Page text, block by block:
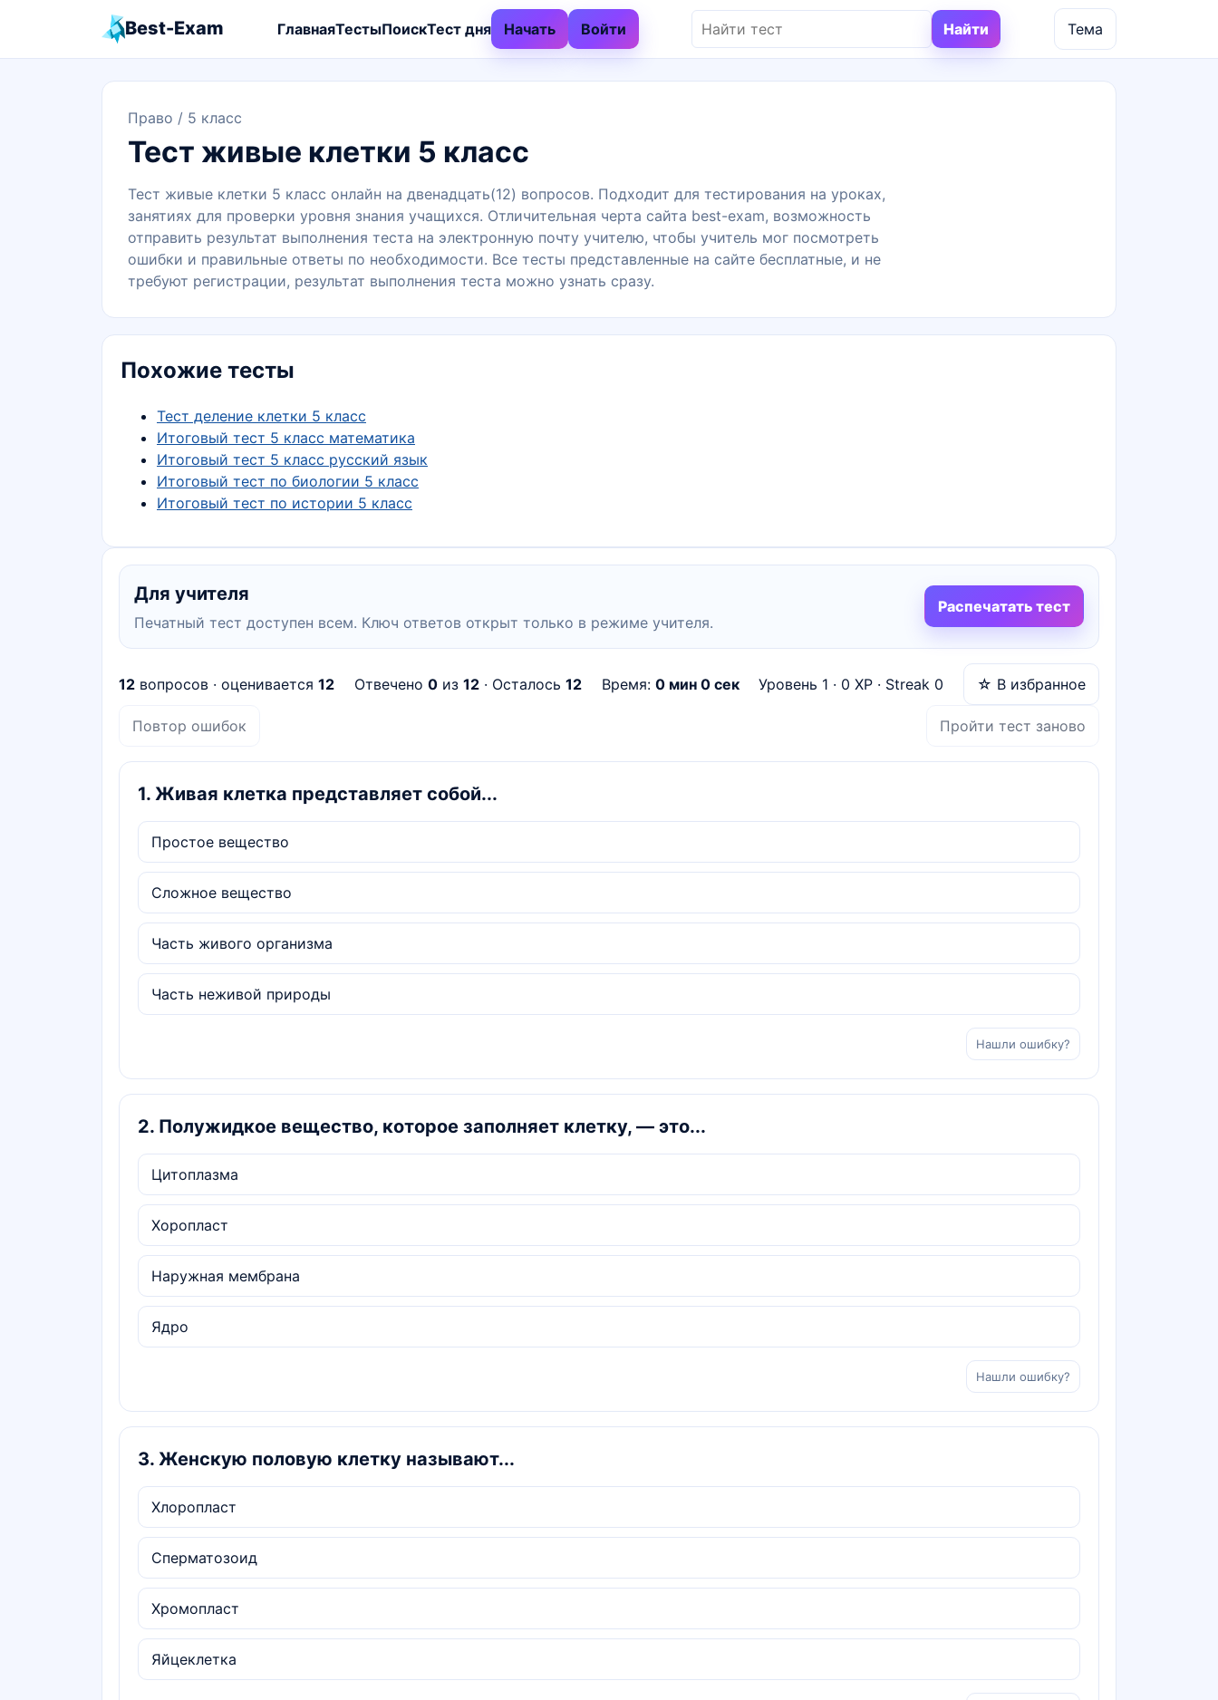
Best-Exam ГлавнаяТестыПоискТест дня Начать Войти Найти Тема
Право / 5 класс
Тест живые клетки 5 класс
Тест живые клетки 5 класс онлайн на двенадцать(12) вопросов. Подходит для тестирования на уроках,
занятиях для проверки уровня знания учащихся. Отличительная черта сайта best-exam, возможность
отправить результат выполнения теста на электронную почту учителю, чтобы учитель мог посмотреть
ошибки и правильные ответы по необходимости. Все тесты представленные на сайте бесплатные, и не
требуют регистрации, результат выполнения теста можно узнать сразу.
Похожие тесты
Тест деление клетки 5 класс
Итоговый тест 5 класс математика
Итоговый тест 5 класс русский язык
Итоговый тест по биологии 5 класс
Итоговый тест по истории 5 класс
Для учителя
Печатный тест доступен всем. Ключ ответов открыт только в режиме учителя.
Распечатать тест
12 вопросов · оценивается 12 Отвечено 0из 12· Осталось 12 Время: 0 мин 0 сек Уровень 1 · 0 XP · Streak 0 ☆ В избранное
Повтор ошибок Пройти тест заново
1. Живая клетка представляет собой...
Простое вещество
Сложное вещество
Часть живого организма
Часть неживой природы
Нашли ошибку?
2. Полужидкое вещество, которое заполняет клетку, — это...
Цитоплазма
Хоропласт
Наружная мембрана
Ядро
Нашли ошибку?
3. Женскую половую клетку называют...
Хлоропласт
Сперматозоид
Хромопласт
Яйцеклетка